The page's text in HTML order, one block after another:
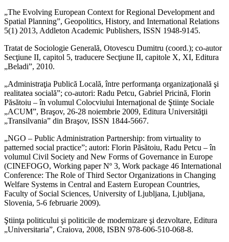
„The Evolving European Context for Regional Development and
Spatial Planning”, Geopolitics, History, and International Relations
5(1) 2013, Addleton Academic Publishers, ISSN 1948-9145.
Tratat de Sociologie Generală, Otovescu Dumitru (coord.); co-autor
Secţiune II, capitol 5, traducere Secţiune II, capitole X, XI, Editura
„Beladi”, 2010.
„Administraţia Publică Locală, între performanţa organizaţională şi
realitatea socială”; co-autori: Radu Petcu, Gabriel Pricină, Florin
Păsătoiu – în volumul Colocviului Internaţional de Ştiinţe Sociale
„ACUM”, Braşov, 26-28 noiembrie 2009, Editura Universităţii
„Transilvania” din Braşov, ISSN 1844-5667.
„NGO – Public Administration Partnership: from virtuality to
patterned social practice”; autori: Florin Păsătoiu, Radu Petcu – în
volumul Civil Society and New Forms of Governance in Europe
(CINEFOGO, Working paper Nº 3, Work package 46 International
Conference: The Role of Third Sector Organizations in Changing
Welfare Systems in Central and Eastern European Countries,
Faculty of Social Sciences, University of Ljubljana, Ljubljana,
Slovenia, 5-6 februarie 2009).
Ştiinţa politicului şi politicile de modernizare şi dezvoltare, Editura
„Universitaria”, Craiova, 2008, ISBN 978-606-510-068-8.